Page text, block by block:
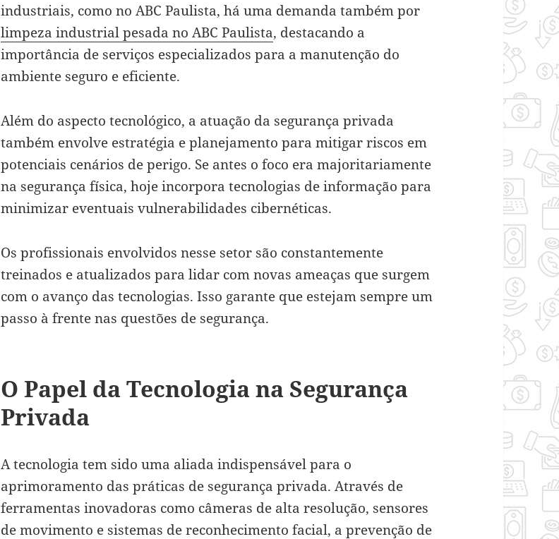
industriais, como no ABC Paulista, há uma demanda também por
limpeza industrial pesada no ABC Paulista, destacando a
importância de serviços especializados para a manutenção do
ambiente seguro e eficiente.
Além do aspecto tecnológico, a atuação da segurança privada
também envolve estratégia e planejamento para mitigar riscos em
potenciais cenários de perigo. Se antes o foco era majoritariamente
na segurança física, hoje incorpora tecnologias de informação para
minimizar eventuais vulnerabilidades cibernéticas.
Os profissionais envolvidos nesse setor são constantemente
treinados e atualizados para lidar com novas ameaças que surgem
com o avanço das tecnologias. Isso garante que estejam sempre um
passo à frente nas questões de segurança.
O Papel da Tecnologia na Segurança
Privada
A tecnologia tem sido uma aliada indispensável para o
aprimoramento das práticas de segurança privada. Através de
ferramentas inovadoras como câmeras de alta resolução, sensores
de movimento e sistemas de reconhecimento facial, a prevenção de